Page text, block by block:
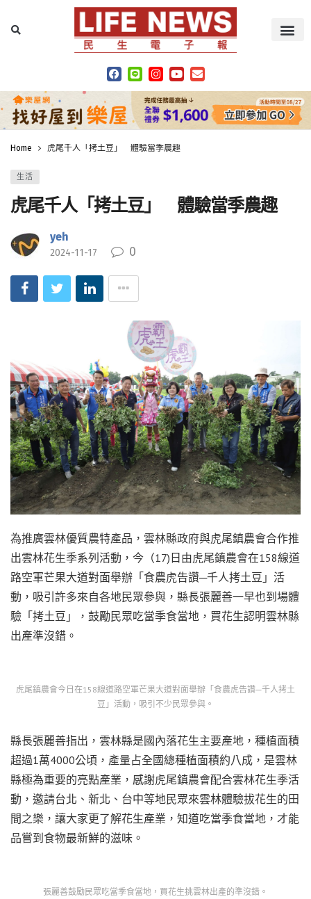
Home 虎尾千人「拷土豆」 體驗當季農趣
生活
虎尾千人「拷土豆」 體驗當季農趣
yeh
2024-11-17 0
為推廣雲林優質農特產品，雲林縣政府與虎尾鎮農會合作推
出雲林花生季系列活動，今（17)日由虎尾鎮農會在158線道
路空軍芒果大道對面舉辦「食農虎告讚─千人拷土豆」活
動，吸引許多來自各地民眾參與，縣長張麗善一早也到場體
驗「拷土豆」，鼓勵民眾吃當季食當地，買花生認明雲林縣
出產準沒錯。
虎尾鎮農會今日在158線道路空軍芒果大道對面舉辦「食農虎告讚─千人拷土
豆」活動，吸引不少民眾參與。
縣長張麗善指出，雲林縣是國內落花生主要產地，種植面積
超過1萬4000公頃，產量占全國總種植面積約八成，是雲林
縣極為重要的亮點產業，感謝虎尾鎮農會配合雲林花生季活
動，邀請台北、新北、台中等地民眾來雲林體驗拔花生的田
間之樂，讓大家更了解花生產業，知道吃當季食當地，才能
品嘗到食物最新鮮的滋味。
張麗善鼓勵民眾吃當季食當地，買花生挑雲林出產的準沒錯。